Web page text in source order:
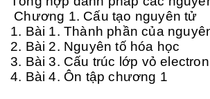
Chương 1. Cấu tạo nguyên tử
1. Bài 1. Thành phần của
2. Bài 2. Nguyên tố hóa học
3. Bài 3. Cấu trúc lớp vỏ
4. Bài 4. Ôn tập chương 1